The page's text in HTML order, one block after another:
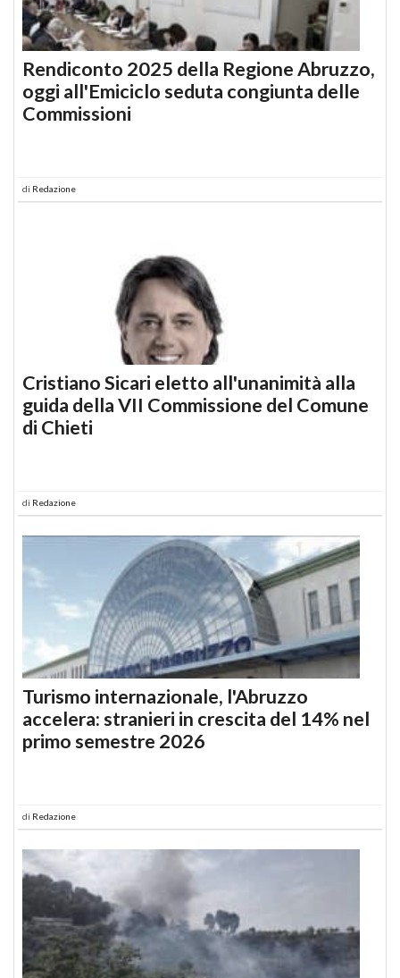
Rendiconto 2025 della Regione Abruzzo,
oggi all'Emiciclo seduta congiunta delle
Commissioni
di Redazione
Cristiano Sicari eletto all'unanimità alla
guida della VII Commissione del Comune
di Chieti
di Redazione
Turismo internazionale, l'Abruzzo
accelera: stranieri in crescita del 14% nel
primo semestre 2026
di Redazione